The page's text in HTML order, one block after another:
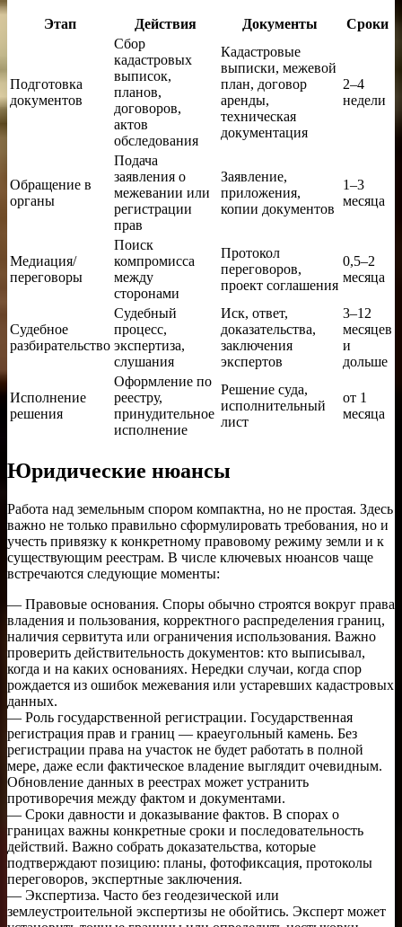
Этап Действия Документы Сроки
Подготовка
документов
Сбор
кадастровых
выписок,
планов,
договоров,
актов
обследования
Кадастровые
выписки, межевой
план, договор
аренды,
техническая
документация
2–4
недели
Обращение в
органы
Подача
заявления о
межевании или
регистрации
прав
Заявление,
приложения,
копии документов
1–3
месяца
Медиация/
переговоры
Поиск
компромисса
между
сторонами
Протокол
переговоров,
проект соглашения
0,5–2
месяца
Судебное
разбирательство
Судебный
процесс,
экспертиза,
слушания
Иск, ответ,
доказательства,
заключения
экспертов
3–12
месяцев
и
дольше
Исполнение
решения
Оформление по
реестру,
принудительное
исполнение
Решение суда,
исполнительный
лист
от 1
месяца
Юридические нюансы
Работа над земельным спором компактна, но не простая. Здесь
важно не только правильно сформулировать требования, но и
учесть привязку к конкретному правовому режиму земли и к
существующим реестрам. В числе ключевых нюансов чаще
встречаются следующие моменты:
— Правовые основания. Споры обычно строятся вокруг права
владения и пользования, корректного распределения границ,
наличия сервитута или ограничения использования. Важно
проверить действительность документов: кто выписывал,
когда и на каких основаниях. Нередки случаи, когда спор
рождается из ошибок межевания или устаревших кадастровых
данных.
— Роль государственной регистрации. Государственная
регистрация прав и границ — краеугольный камень. Без
регистрации права на участок не будет работать в полной
мере, даже если фактическое владение выглядит очевидным.
Обновление данных в реестрах может устранить
противоречия между фактом и документами.
— Сроки давности и доказывание фактов. В спорах о
границах важны конкретные сроки и последовательность
действий. Важно собрать доказательства, которые
подтверждают позицию: планы, фотофиксация, протоколы
переговоров, экспертные заключения.
— Экспертиза. Часто без геодезической или
землеустроительной экспертизы не обойтись. Эксперт может